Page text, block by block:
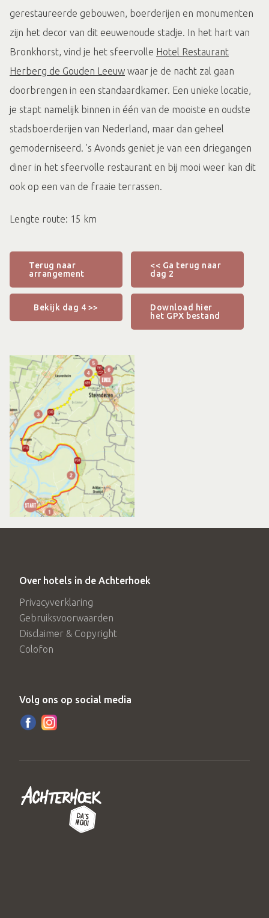
gerestaureerde gebouwen, boerderijen en monumenten
zijn het decor van dit eeuwenoude stadje. In het hart van
Bronkhorst, vind je het sfeervolle Hotel Restaurant
Herberg de Gouden Leeuw waar je de nacht zal gaan
doorbrengen in een standaardkamer. Een unieke locatie,
je stapt namelijk binnen in één van de mooiste en oudste
stadsboerderijen van Nederland, maar dan geheel
gemoderniseerd. ’s Avonds geniet je van een driegangen
diner in het sfeervolle restaurant en bij mooi weer kan dit
ook op een van de fraaie terrassen.
Lengte route: 15 km
Terug naar
arrangement
<< Ga terug naar
dag 2
Bekijk dag 4 >>
Download hier
het GPX bestand
Over hotels in de Achterhoek
Privacyverklaring
Gebruiksvoorwaarden
Disclaimer & Copyright
Colofon
Volg ons op social media